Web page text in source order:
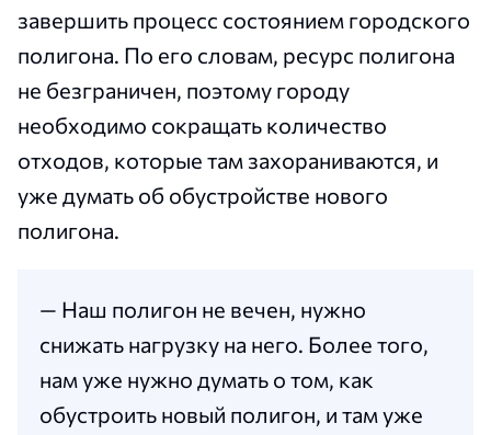
завершить процесс состоянием городского
полигона. По его словам, ресурс полигона
не безграничен, поэтому городу
необходимо сокращать количество
отходов, которые там захораниваются, и
уже думать об обустройстве нового
полигона.
— Наш полигон не вечен, нужно
снижать нагрузку на него. Более того,
нам уже нужно думать о том, как
обустроить новый полигон, и там уже